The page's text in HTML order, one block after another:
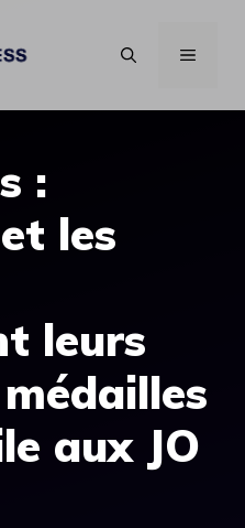
MENU
:
les
leurs
aux JO